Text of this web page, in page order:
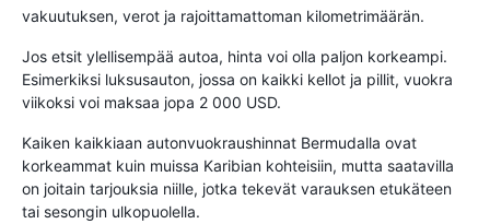
vakuutuksen, verot ja rajoittamattoman kilometrimäärän.
Jos etsit ylellisempää autoa, hinta voi olla paljon korkeampi.
Esimerkiksi luksusauton, jossa on kaikki kellot ja pillit, vuokra
viikoksi voi maksaa jopa 2 000 USD.
Kaiken kaikkiaan autonvuokraushinnat Bermudalla ovat
korkeammat kuin muissa Karibian kohteisiin, mutta saatavilla
on joitain tarjouksia niille, jotka tekevät varauksen etukäteen
tai sesongin ulkopuolella.